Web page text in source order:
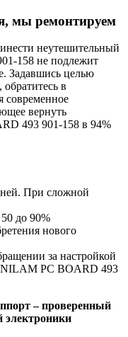
мы ремонтируем
неутешительный
158 не подлежит
Задавшись целью
в
современное
вернуть
493 901-158 в 94%
При сложной
до 90%
нового
за настройкой
PC BOARD 493
– проверенный